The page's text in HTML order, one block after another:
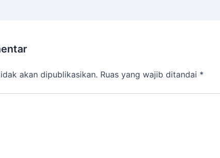
akan dipublikasikan. Ruas yang wajib ditandai *